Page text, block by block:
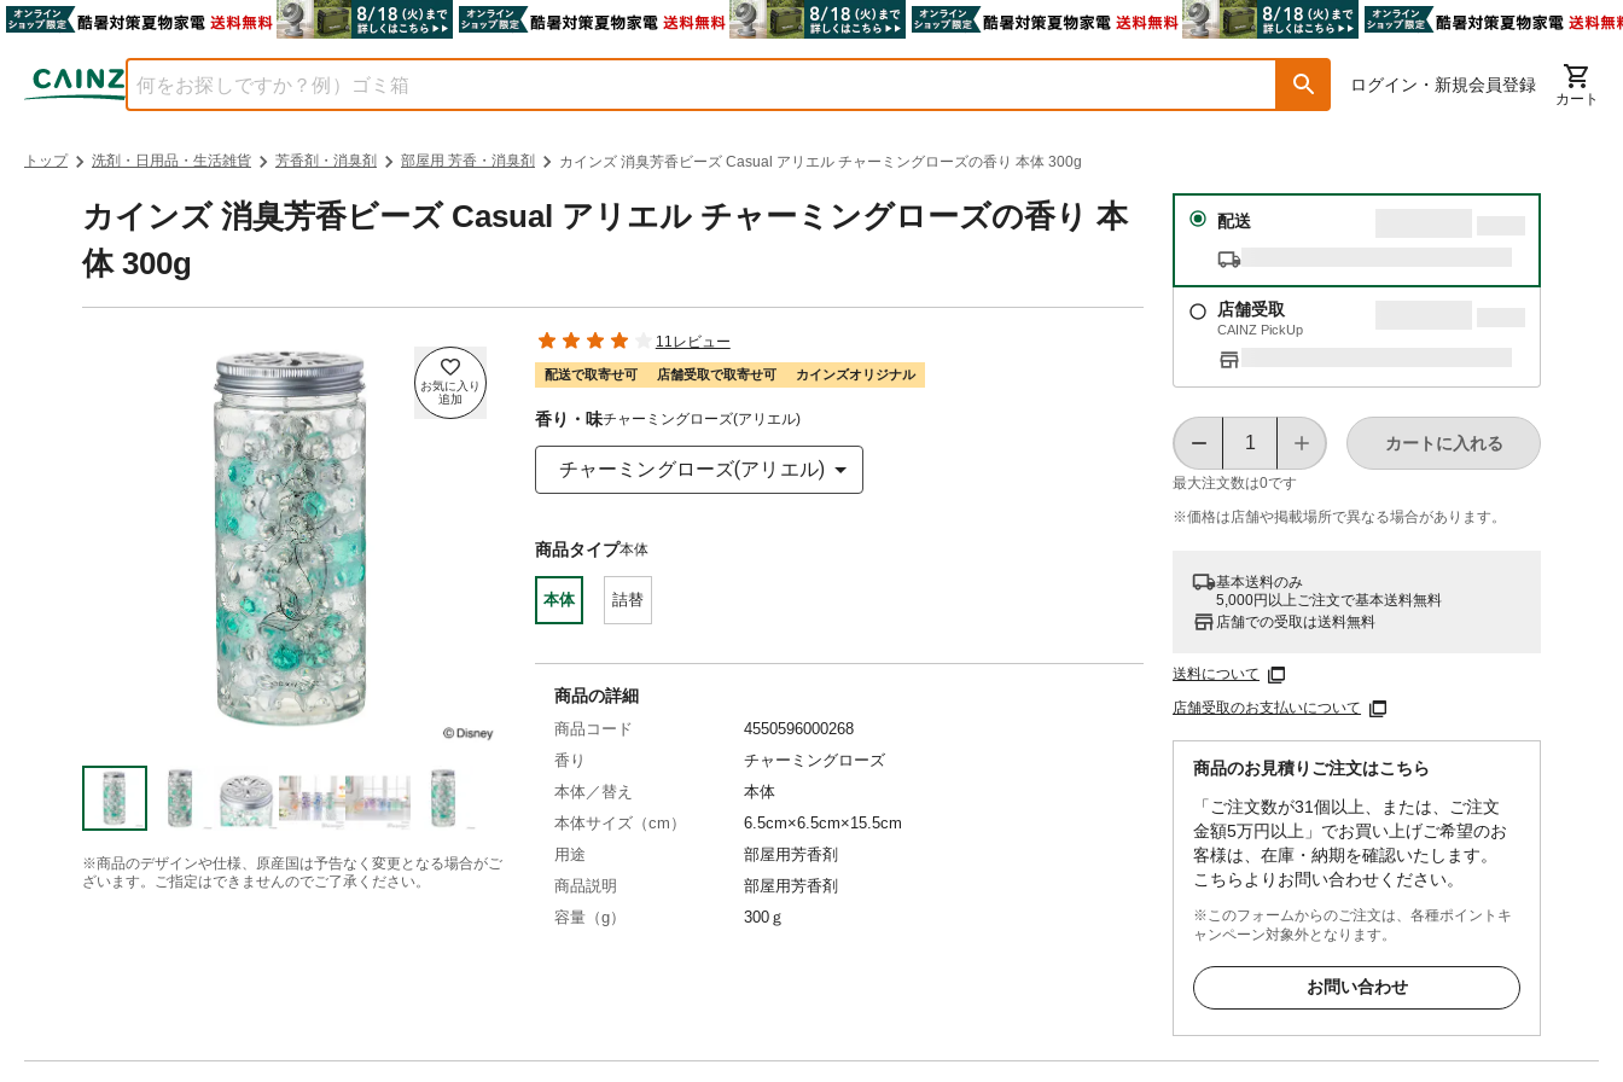
ログイン・新規会員登録
カート
トップ 洗剤・日用品・生活雑貨 芳香剤・消臭剤 部屋用 芳香・消臭剤 カインズ 消臭芳香ビーズ Casual アリエル チャーミングローズの香り 本体 300g
カインズ 消臭芳香ビーズ Casual アリエル チャーミングローズの香り 本
体 300g
※商品のデザインや仕様、原産国は予告なく変更となる場合がご
ざいます。ご指定はできませんのでご了承ください。
11レビュー
配送で取寄せ可 店舗受取で取寄せ可 カインズオリジナル
香り・味チャーミングローズ(アリエル)
チャーミングローズ(アリエル)
商品タイプ本体
本体 詰替
配送
店舗受取
CAINZ PickUp
最大注文数は0です
カートに入れる
※価格は​店舗や​掲載場所で​異なる​場合が​あります。
基本送料のみ
5,000円以上ご注文で基本送料無料
店舗での受取は送料無料
送料について
店舗受取のお支払いについて
商品のお見積りご注文はこちら
「ご注文数が31個以上、または、ご注文
金額5万円以上」でお買い上げご希望のお
客様は、在庫・納期を確認いたします。
こちらよりお問い合わせください。
※このフォームからのご注文は、各種ポイントキ
ャンペーン対象外となります。
お問い合わせ
商品の詳細
商品コード
4550596000268
香り
チャーミングローズ
本体／替え
本体
本体サイズ（cm）
6.5cm×6.5cm×15.5cm
用途
部屋用芳香剤
商品説明
部屋用芳香剤
容量（g）
300ｇ